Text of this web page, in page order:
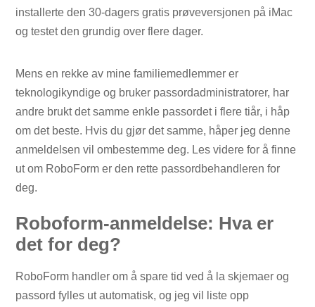
installerte den 30-dagers gratis prøveversjonen på iMac
og testet den grundig over flere dager.
Mens en rekke av mine familiemedlemmer er
teknologikyndige og bruker passordadministratorer, har
andre brukt det samme enkle passordet i flere tiår, i håp
om det beste. Hvis du gjør det samme, håper jeg denne
anmeldelsen vil ombestemme deg. Les videre for å finne
ut om RoboForm er den rette passordbehandleren for
deg.
Roboform-anmeldelse: Hva er
det for deg?
RoboForm handler om å spare tid ved å la skjemaer og
passord fylles ut automatisk, og jeg vil liste opp